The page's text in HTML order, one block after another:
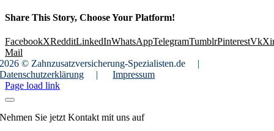
Share This Story, Choose Your Platform!
FacebookXRedditLinkedInWhatsAppTelegramTumblrPinterestVk
Mail
2026 © Zahnzusatzversicherung-Spezialisten.de
|
Datenschutzerklärung
|
Impressum
Page load link
Nehmen Sie jetzt Kontakt mit uns auf